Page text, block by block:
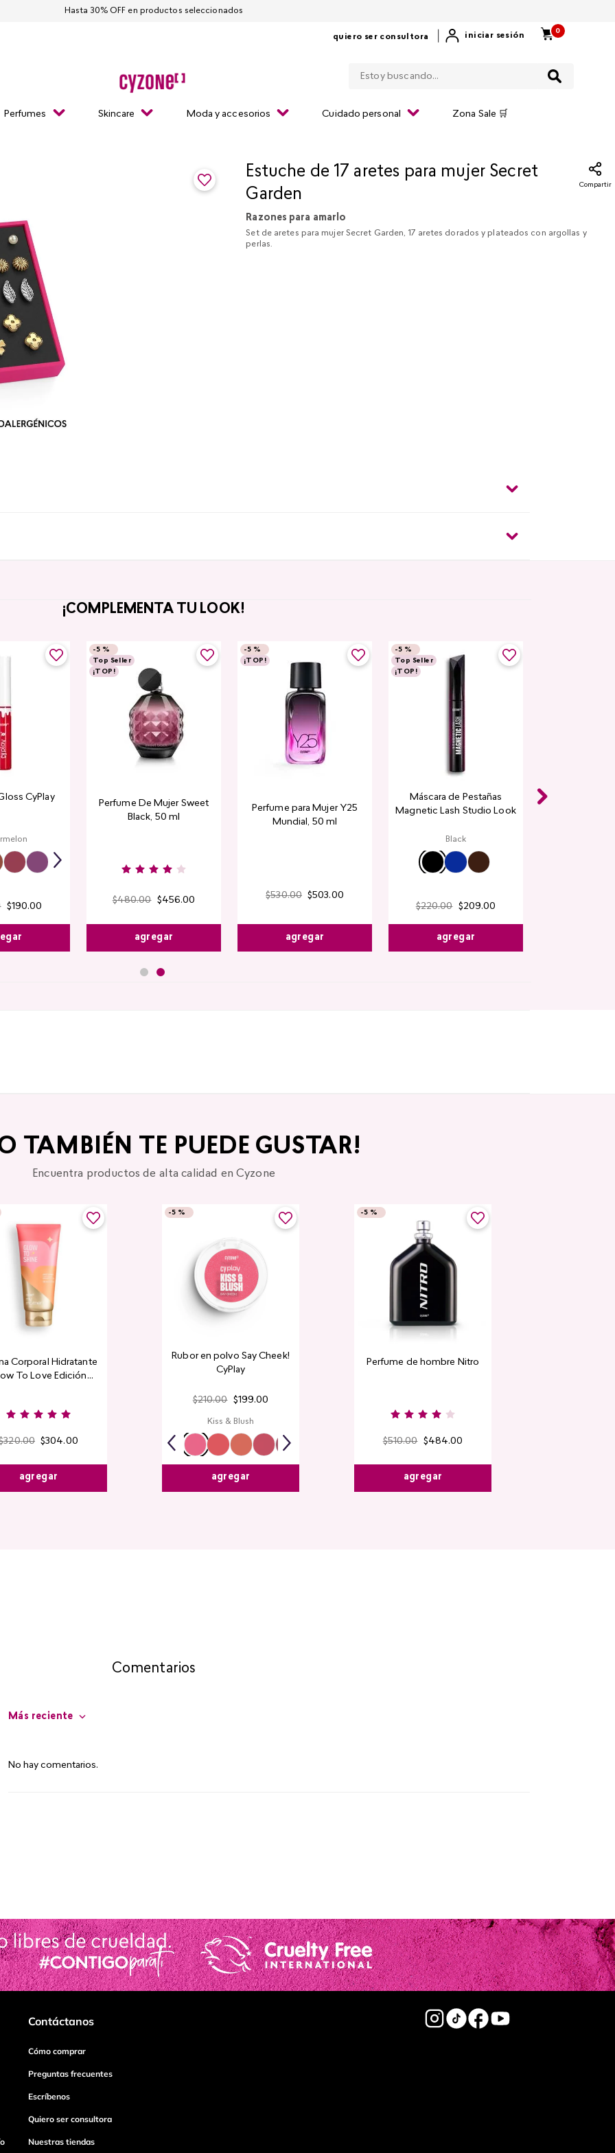
quiero ser consultora iniciar sesión
0
Perfumes Skincare Moda y accesorios Cuidado personal Zona Sale 🛒
Hasta 30% OFF en productos seleccionados
Estuche de 17 aretes para mujer Secret
Garden
Compartir
Razones para amarlo
Set de aretes para mujer Secret Garden, 17 aretes dorados y plateados con argollas y
perlas.
¡COMPLEMENTA TU LOOK!
CyPlay
$190.00
-5 %
Top Seller
¡TOP!
Perfume De Mujer Sweet
Black, 50 ml
$480.00 $456.00
agregar
-5 %
¡TOP!
Perfume para Mujer Y25
Mundial​, 50 ml
$530.00 $503.00
agregar
-5 %
Top Seller
¡TOP!
Máscara de Pestañas
Magnetic Lash Studio Look
Black
$220.00 $209.00
agregar
TAMBIÉN TE PUEDE GUSTAR!
Encuentra productos de alta calidad en Cyzone
Corporal Hidratante
To Love Edición
320.00 $304.00
agregar
-5 %
Rubor en polvo Say Cheek!
CyPlay
$210.00 $199.00
Kiss & Blush
agregar
-5 %
Perfume de hombre Nitro
$510.00 $484.00
agregar
Comentarios
Más reciente
No hay comentarios.
Contáctanos
Cómo comprar
Preguntas frecuentes
Escríbenos
Quiero ser consultora
Nuestras tiendas